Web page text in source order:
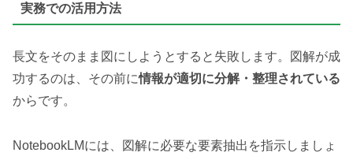
実務での活用方法
長文をそのまま図にしようとすると失敗します。図解が成
功するのは、その前に情報が適切に分解・整理されている
からです。
NotebookLMには、図解に必要な要素抽出を指示しましょ